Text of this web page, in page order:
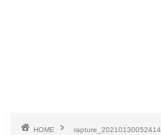
HOME rapture_20210130052414